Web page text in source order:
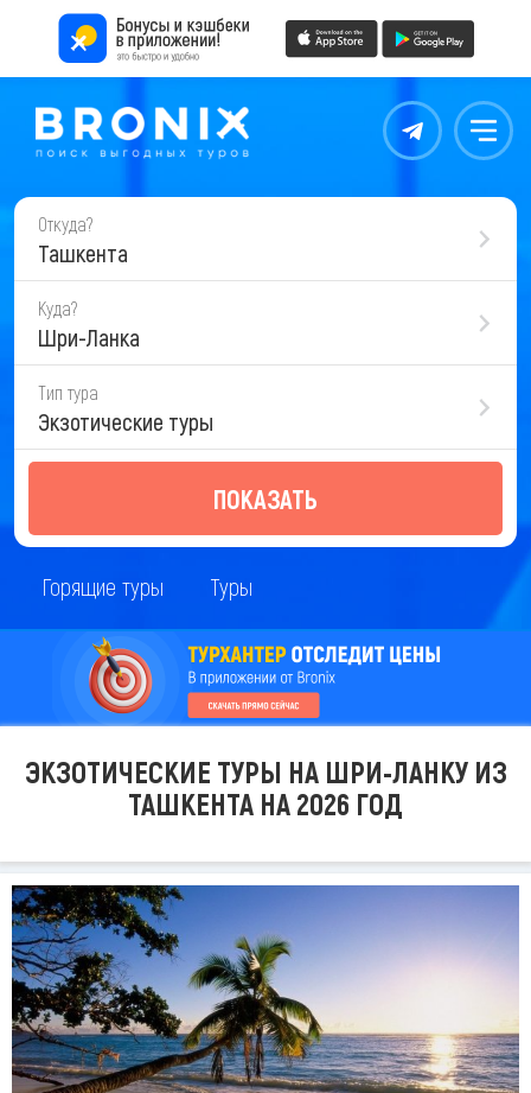
Контакты Меню
Откуда?
Ташкента
Куда?
Шри-Ланка
Тип тура
Экзотические туры
ПОКАЗАТЬ
Горящие туры Туры
ЭКЗОТИЧЕСКИЕ ТУРЫ НА ШРИ-ЛАНКУ ИЗ
ТАШКЕНТА НА 2026 ГОД